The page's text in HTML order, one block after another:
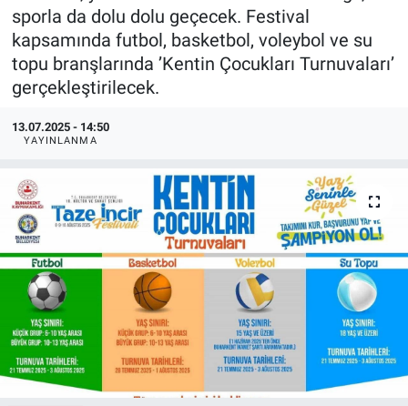
sporla da dolu dolu geçecek. Festival
kapsamında futbol, basketbol, voleybol ve su
topu branşlarında ’Kentin Çocukları Turnuvaları’
gerçekleştirilecek.
13.07.2025 - 14:50
YAYINLANMA